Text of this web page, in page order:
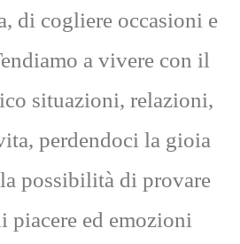
di cogliere occasioni e
a vivere con il
situazioni, relazioni,
perdendoci la gioia
possibilità di provare
piacere ed emozioni